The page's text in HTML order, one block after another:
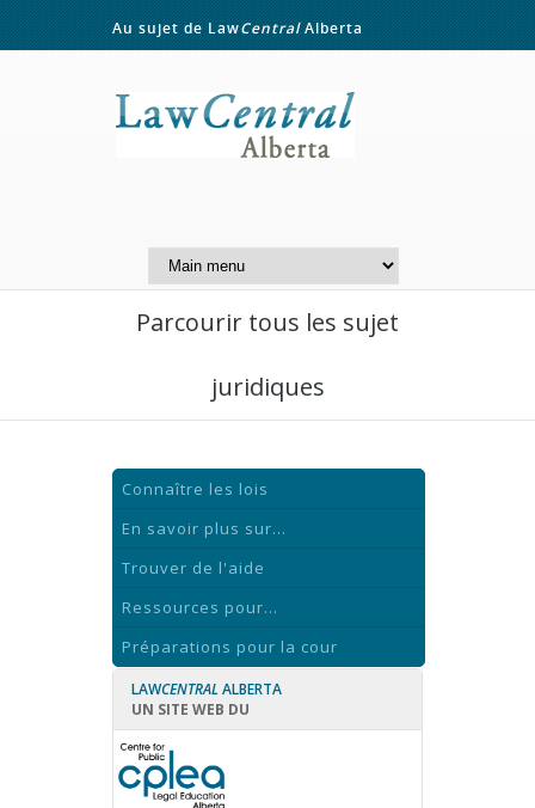
Au sujet de LawCentralAlberta
Parcourir tous les sujet
juridiques
Connaître les lois
En savoir plus sur...
Trouver de l'aide
Ressources pour...
Préparations pour la cour
LAWCENTRAL ALBERTA
UN SITE WEB DU